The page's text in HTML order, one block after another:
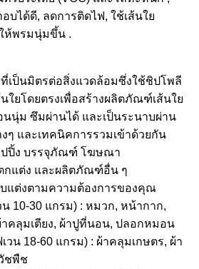
ได้ดี, ลดการติดไฟ, ใช้เส้นใย
ห้พรมนุ่มขึ้น .
เป็นมิตรต่อสิ่งแวดล้อมซึ่งใช้ชิปโพลี
นใยโดยตรงเพื่อสร้างผลิตภัณฑ์เส้นใย
นุ่ม ซึมผ่านได้ และเป็นระนาบผ่าน
ๆ และเทคนิคการรวมเข้าด้วยกัน
ปิ้ง บรรจุภัณฑ์ โฆษณา
กแต่ง และผลิตภัณฑ์อื่น ๆ
แต่งตามความต้องการของคุณ
10-30 แกรม) : หมวก, หน้ากาก,
คลุมเตียง, ผ้าปูที่นอน, ปลอกหมอน
วน 18-60 แกรม) : ผ้าคลุมเกษตร, ผ้า
ชพืช